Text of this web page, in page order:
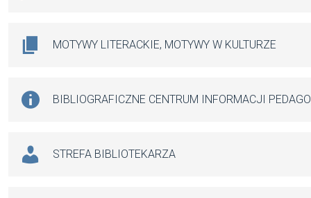
MOTYWY LITERACKIE, MOTYWY W KULTURZE
BIBLIOGRAFICZNE CENTRUM INFORMACJI
STREFA BIBLIOTEKARZA